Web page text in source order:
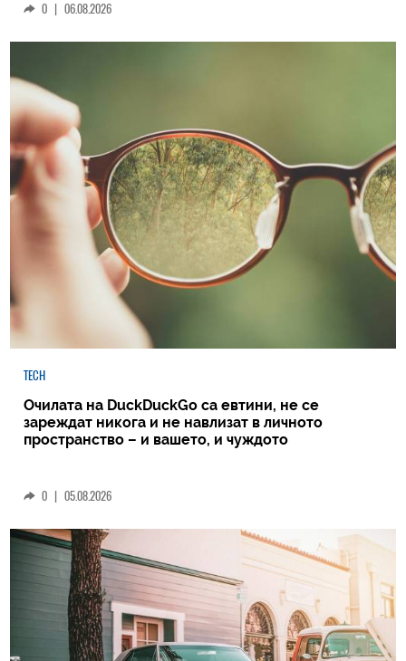
0 | 06.08.2026
TECH
Очилата на DuckDuckGo са евтини, не се
зареждат никога и не навлизат в личното
пространство – и вашето, и чуждото
0 | 05.08.2026